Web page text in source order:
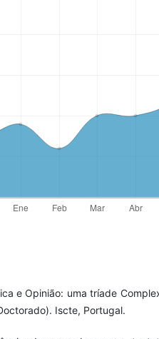
e Opinião: uma tríade
Iscte, Portugal.